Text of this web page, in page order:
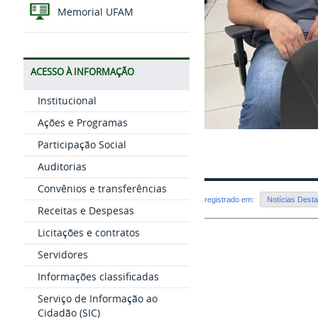
Memorial UFAM
ACESSO À INFORMAÇÃO
Institucional
Ações e Programas
Participação Social
Auditorias
Convênios e transferências
Receitas e Despesas
Licitações e contratos
Servidores
Informações classificadas
Serviço de Informação ao
Cidadão (SIC)
registrado em: Notícias